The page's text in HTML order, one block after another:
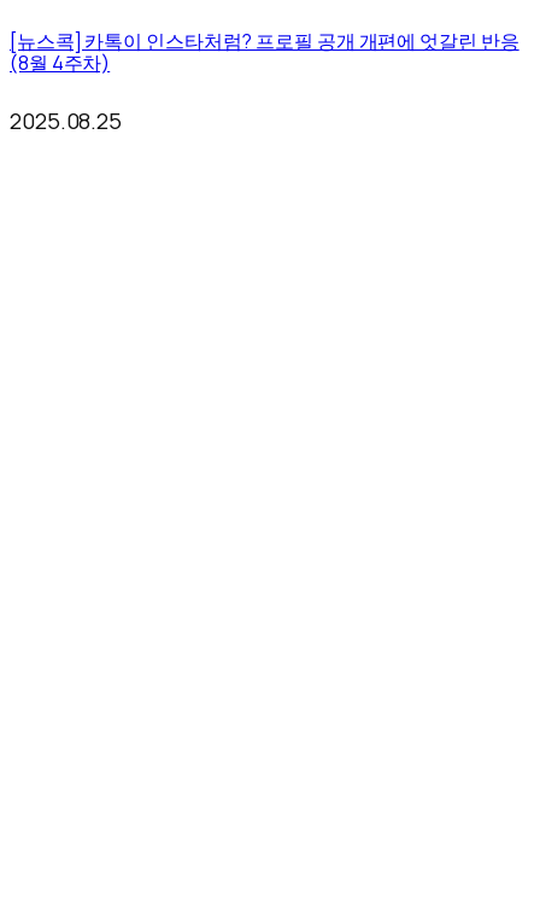
[뉴스콕] 카톡이 인스타처럼? 프로필 공개 개편에 엇갈린 반응
(8월 4주차)
2025.08.25